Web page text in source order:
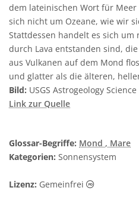
dem lateinischen Wort für
sich nicht um Ozeane, wie wir
Stattdessen handelt es sich um
durch Lava entstanden sind,
aus Vulkanen auf dem Mond
und glatter als die älteren,
Bild: USGS Astrogeology
Link zur Quelle
Glossar-Begriffe: Mond , Mare
Kategorien: Sonnensystem
Lizenz: Gemeinfrei Gemeinfrei